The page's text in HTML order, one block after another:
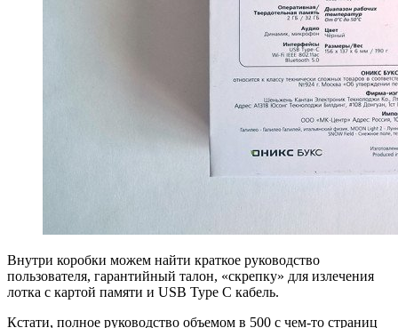
Внутри коробки можем найти краткое руководство
пользователя, гарантийный талон, «скрепку» для излечения
лотка с картой памяти и USB Type С кабель.
Кстати, полное руководство объемом в 500 с чем-то страниц